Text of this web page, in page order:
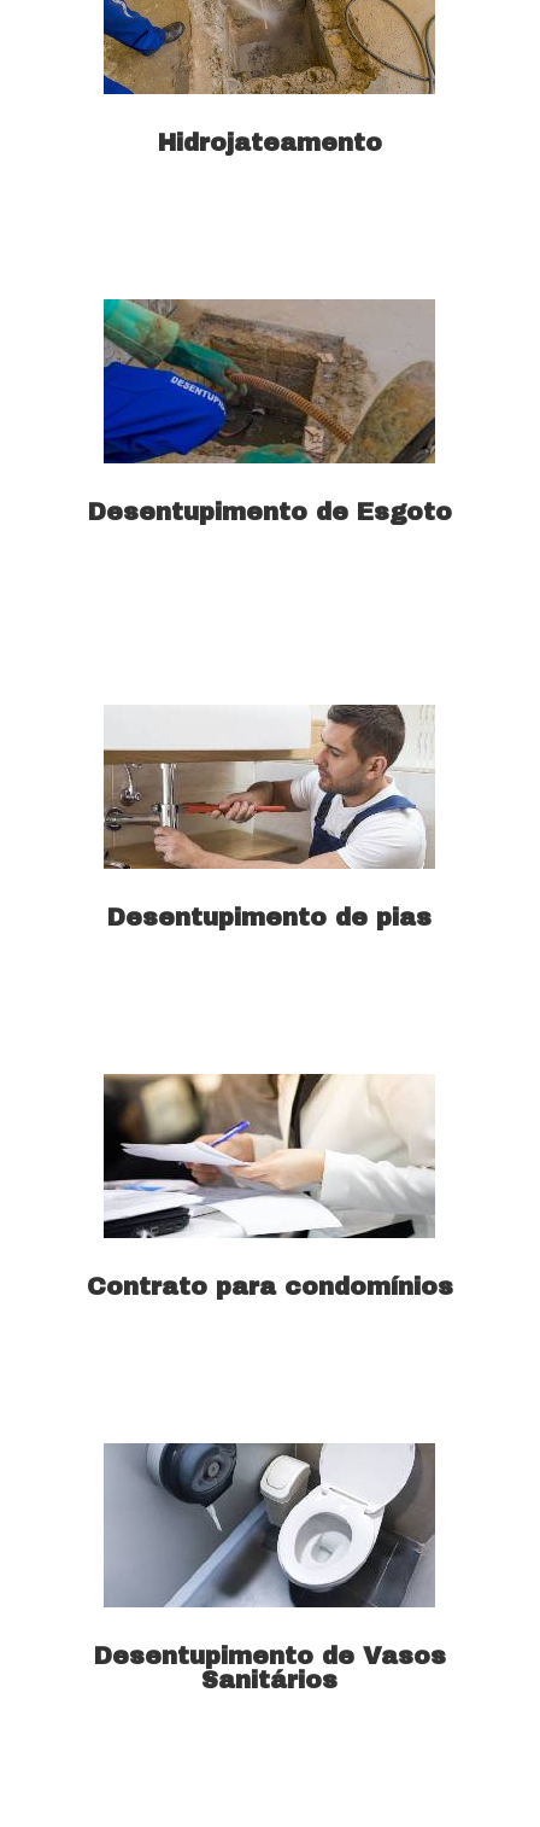
Hidrojateamento
Desentupimento de Esgoto
Desentupimento de pias
Contrato para condomínios
Desentupimento de Vasos
Sanitários